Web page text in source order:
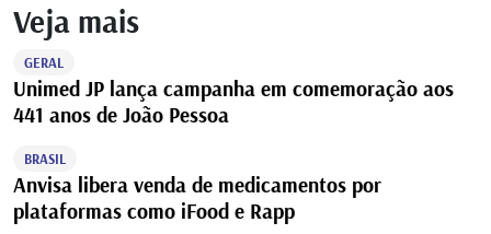
Veja mais
GERAL
Unimed JP lança campanha em comemoração aos
441 anos de João Pessoa
BRASIL
Anvisa libera venda de medicamentos por
plataformas como iFood e Rapp